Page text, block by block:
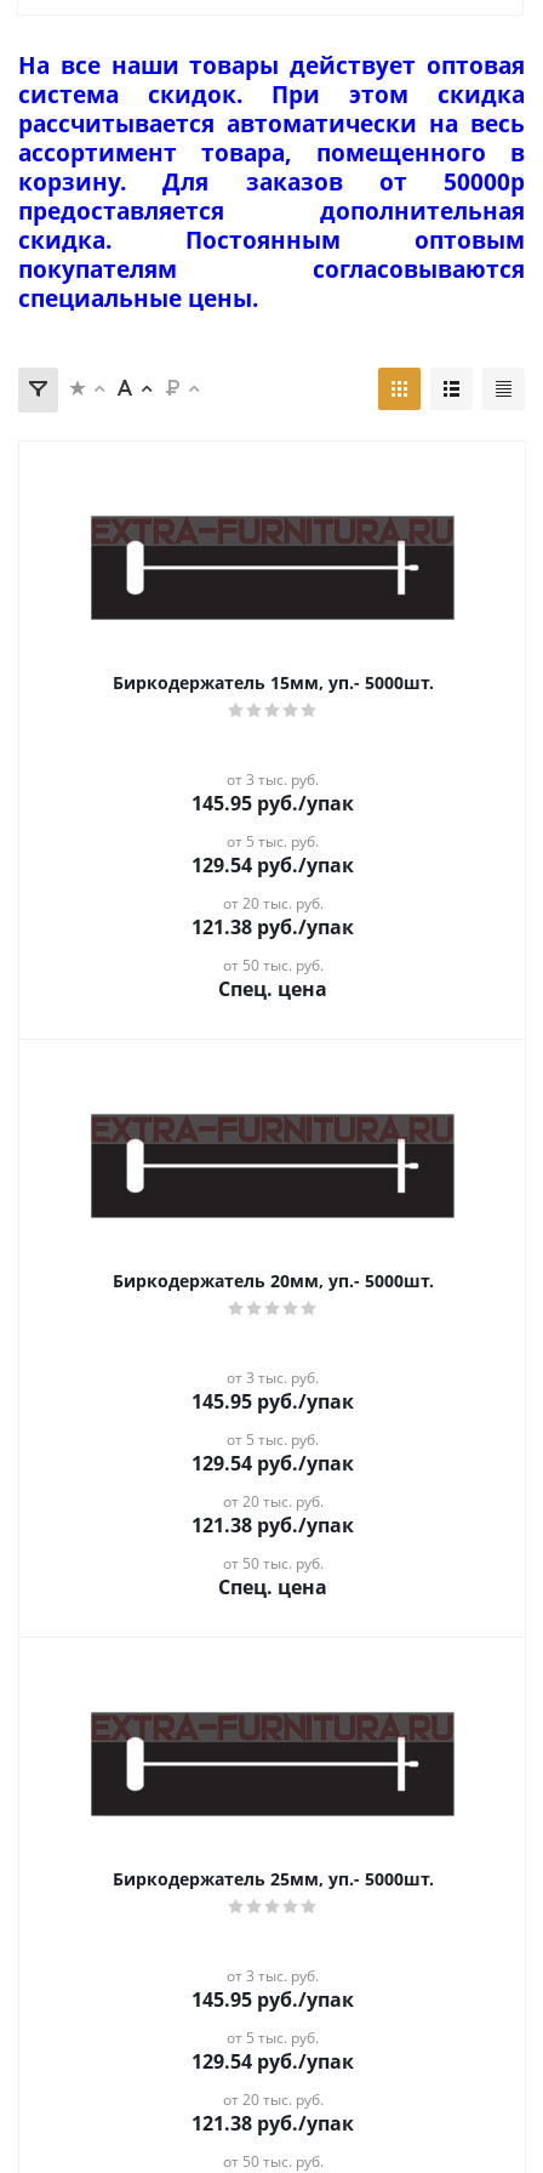
На все наши товары действует оптовая
система скидок. При этом скидка
рассчитывается автоматически на весь
ассортимент товара, помещенного в
корзину. Для заказов от 50000р
предоставляется дополнительная
скидка. Постоянным оптовым
покупателям согласовываются
специальные цены.
Биркодержатель 15мм, уп.- 5000шт.
от 3 тыс. руб.
145.95 руб./упак
от 5 тыс. руб.
129.54 руб./упак
от 20 тыс. руб.
121.38 руб./упак
от 50 тыс. руб.
Спец. цена
Биркодержатель 20мм, уп.- 5000шт.
от 3 тыс. руб.
145.95 руб./упак
от 5 тыс. руб.
129.54 руб./упак
от 20 тыс. руб.
121.38 руб./упак
от 50 тыс. руб.
Спец. цена
Биркодержатель 25мм, уп.- 5000шт.
от 3 тыс. руб.
145.95 руб./упак
от 5 тыс. руб.
129.54 руб./упак
от 20 тыс. руб.
121.38 руб./упак
от 50 тыс. руб.